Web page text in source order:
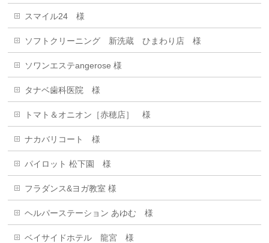
スマイル24 様
ソフトクリーニング 新洗蔵 ひまわり店 様
ソワンエステangerose 様
タナベ歯科医院 様
トマト＆オニオン［赤穂店］ 様
ナカバリコート 様
パイロット 松下園 様
フラダンス&ヨガ教室 様
ヘルパーステーション あゆむ 様
ベイサイドホテル 龍宮 様